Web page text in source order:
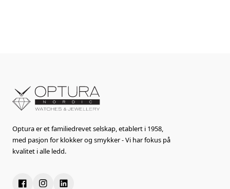
Optura er et familiedrevet selskap, etablert i 1958,
med pasjon for klokker og smykker - Vi har fokus på
kvalitet i alle ledd.